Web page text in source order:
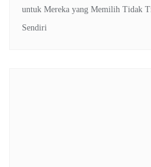
untuk Mereka yang Memilih Tidak
Sendiri